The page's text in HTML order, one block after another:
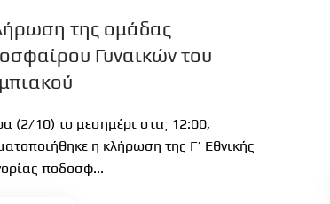
της ομάδας
Γυναικών του
(2/10) το μεσημέρι στις 12:00,
η κλήρωση της Γ’ Εθνικής
ποδοσφ...